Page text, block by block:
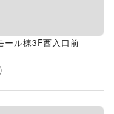
ール棟3F西入口前